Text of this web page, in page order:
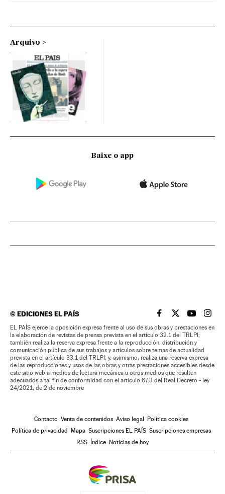
Arquivo
Baixe o app
©EDICIONES EL PAÍS EL PAÍS BRASIL EN
EL PAÍSEL PAÍS
EL
EL PAÍS ejerce la oposición expresa frente al uso de sus obras y prestaciones en
la elaboración de revistas de prensa prevista en el artículo 32.1 del TRLPI;
también realiza la reserva expresa frente a la reproducción, distribución y
comunicación pública de sus trabajos y artículos sobre temas de actualidad
prevista en el artículo 33.1 del TRLPI; y, asimismo, realiza una reserva expresa
de las reproducciones y usos de las obras y otras prestaciones accesibles desde
este sitio web a medios de lectura mecánica u otros medios que resulten
adecuados a tal fin de conformidad con el artículo 67.3 del Real Decreto - ley
24/2021, de 2 de noviembre
Contacto Venta de contenidos Aviso legal Política cookies
Política de privacidad Mapa Suscripciones EL PAÍS Suscripciones empresas
RSS Índice Noticias de hoy